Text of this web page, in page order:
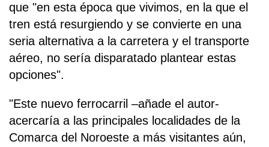
que "en esta época que vivimos, en la que el
tren está resurgiendo y se convierte en una
seria alternativa a la carretera y el transporte
aéreo, no sería disparatado plantear estas
opciones".
"Este nuevo ferrocarril –añade el autor-
acercaría a las principales localidades de la
Comarca del Noroeste a más visitantes aún,